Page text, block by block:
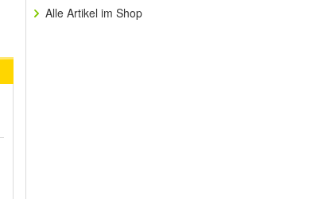
Alle Artikel im Shop